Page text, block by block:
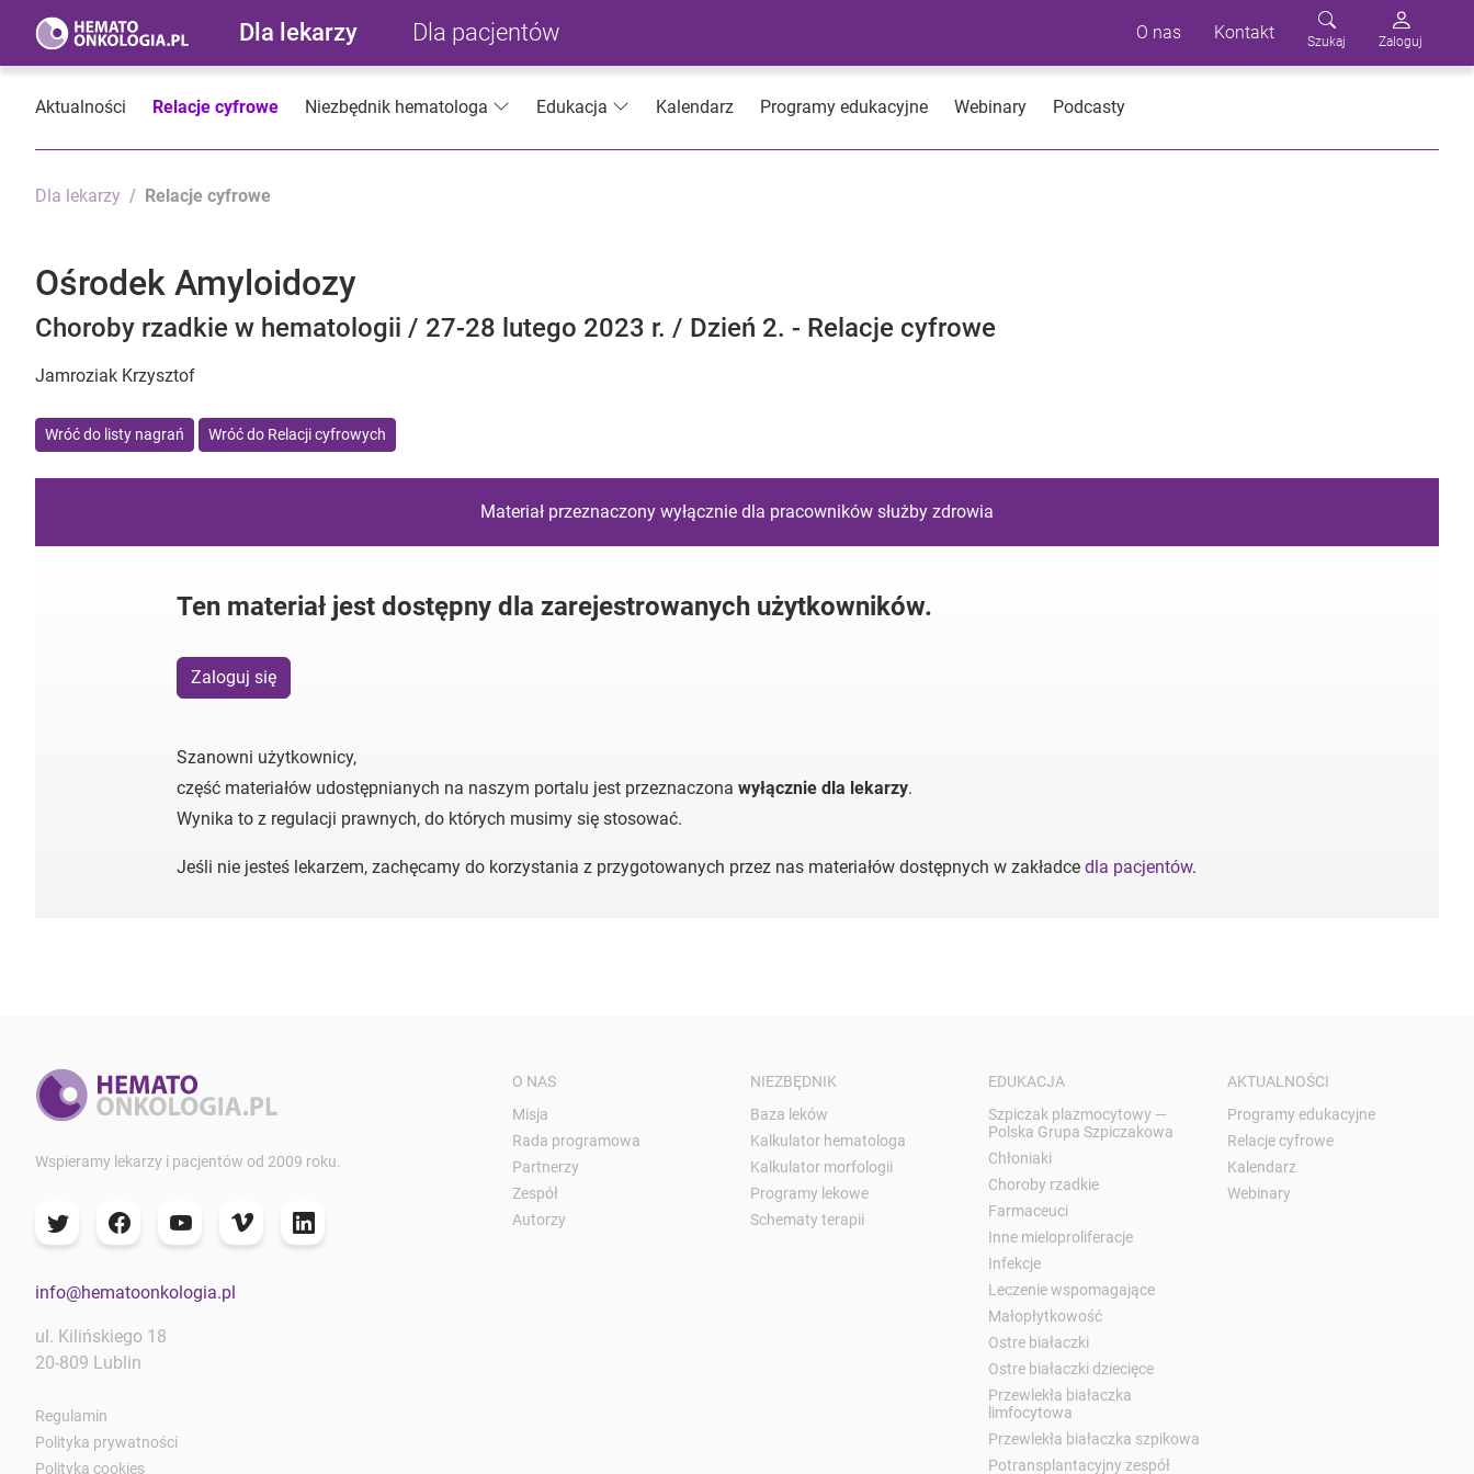
Dla lekarzy Dla pacjentów O nas Kontakt Szukaj Zaloguj
Aktualności Relacje cyfrowe Niezbędnik hematologa Edukacja Kalendarz Programy edukacyjne Webinary Podcasty
Dla lekarzy Relacje cyfrowe
Ośrodek Amyloidozy
Choroby rzadkie w hematologii / 27-28 lutego 2023 r. / Dzień 2. - Relacje cyfrowe
Jamroziak Krzysztof
Wróć do listy nagrań Wróć do Relacji cyfrowych
Materiał przeznaczony wyłącznie dla pracowników służby zdrowia
Ten materiał jest dostępny dla zarejestrowanych użytkowników.
Zaloguj się
Szanowni użytkownicy,
część materiałów udostępnianych na naszym portalu jest przeznaczona wyłącznie dla lekarzy.
Wynika to z regulacji prawnych, do których musimy się stosować.
Jeśli nie jesteś lekarzem, zachęcamy do korzystania z przygotowanych przez nas materiałów dostępnych w zakładce dla pacjentów.
Wspieramy lekarzy i pacjentów od 2009 roku.
info@hematoonkologia.pl
ul. Kilińskiego 18
20-809 Lublin
Regulamin
Polityka prywatności
Polityka cookies
O NAS
Misja
Rada programowa
Partnerzy
Zespół
Autorzy
NIEZBĘDNIK
Baza leków
Kalkulator hematologa
Kalkulator morfologii
Programy lekowe
Schematy terapii
EDUKACJA
Szpiczak plazmocytowy —
Polska Grupa Szpiczakowa
Chłoniaki
Choroby rzadkie
Farmaceuci
Inne mieloproliferacje
Infekcje
Leczenie wspomagające
Małopłytkowość
Ostre białaczki
Ostre białaczki dziecięce
Przewlekła białaczka
limfocytowa
Przewlekła białaczka szpikowa
Potransplantacyjny zespół
AKTUALNOŚCI
Programy edukacyjne
Relacje cyfrowe
Kalendarz
Webinary